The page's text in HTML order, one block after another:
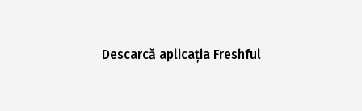
Descarcă aplicația Freshful